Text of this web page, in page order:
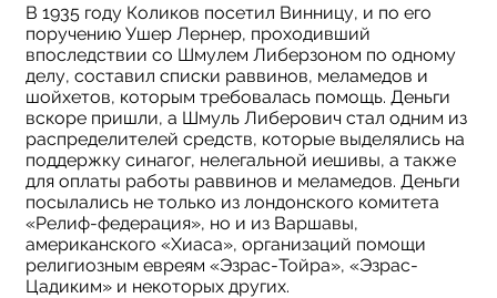
В 1935 году Коликов посетил Винницу, и по его
поручению Ушер Лернер, проходивший
впоследствии со Шмулем Либерзоном по одному
делу, составил списки раввинов, меламедов и
шойхетов, которым требовалась помощь. Деньги
вскоре пришли, а Шмуль Либерович стал одним из
распределителей средств, которые выделялись на
поддержку синагог, нелегальной иешивы, а также
для оплаты работы раввинов и меламедов. Деньги
посылались не только из лондонского комитета
«Релиф-федерация», но и из Варшавы,
американского «Хиаса», организаций помощи
религиозным евреям «Эзрас-Тойра», «Эзрас-
Цадиким» и некоторых других.